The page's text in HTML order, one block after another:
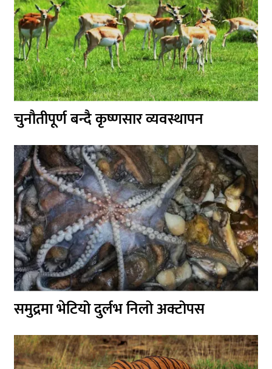
चुनौतीपूर्ण बन्दै कृष्णसार व्यवस्थापन
समुद्रमा भेटियो दुर्लभ निलो अक्टोपस